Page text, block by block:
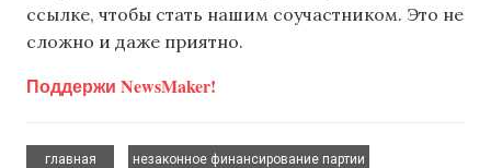
ссылке, чтобы стать нашим соучастником. Это не
сложно и даже приятно.
Поддержи NewsMaker!
главная
незаконное финансирование партии